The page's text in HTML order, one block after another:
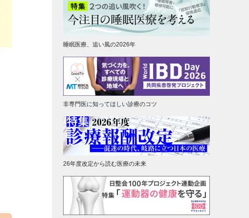
睡眠医療、追い風の2026年
非専門医に知ってほしい診療のコツ
26年度改定から読む医療の未来